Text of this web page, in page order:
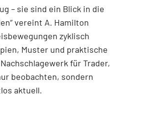
– sie sind ein Blick in die
vereint A. Hamilton
zyklisch
Muster und praktische
für Trader,
beobachten, sondern
aktuell.